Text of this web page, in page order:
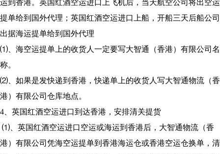
运到香港。英国红酒空运进口上飞机后，当天航空公司将出空运
提单给到国外代理；英国红酒空运进口上船，开船三天后船公司
出据海运提单给到国外代理
⑴、海空运提单上的收货人一定要写大智通（香港）有限公司名
称。
⑵、如果是发快递到香港，快递单上的收货人写大智通物流（香
港）有限公司仓库地点。
4、英国红酒空运进口到达香港，安排清关提货
⑴、英国红酒空运进口空运或海运到香港后，大智通物流（香
港）有限公司凭海空运提单到香港海运仓或香港空运仓换单，清